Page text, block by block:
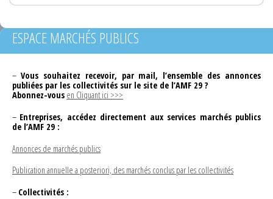
ESPACE MARCHÉS PUBLICS
– Vous souhaitez recevoir, par mail, l’ensemble des annonces
publiées par les collectivités sur le site de l’AMF 29 ?
Abonnez-vous en Cliquant ici >>>
– Entreprises, accédez directement aux services marchés publics
de l’AMF 29 :
Annonces de marchés publics
Publication annuelle a posteriori, des marchés conclus par les collectivités
– Collectivités :